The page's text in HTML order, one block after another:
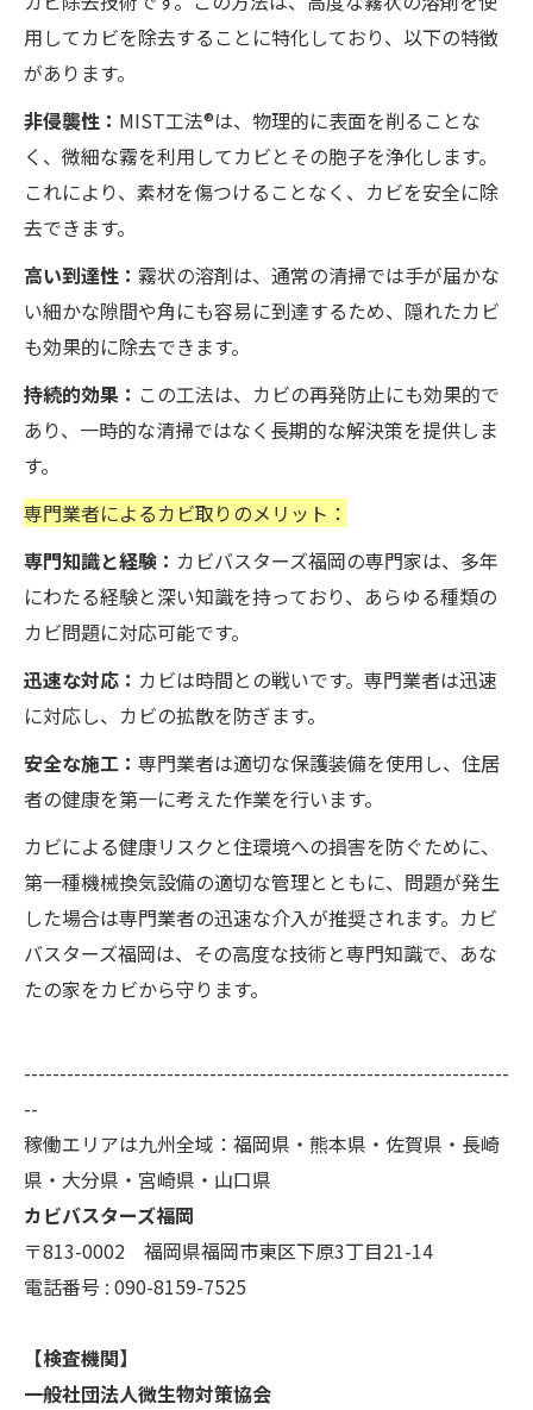
用してカビを除去することに特化しており、以下の特徴
があります。
非侵襲性： MIST工法®は、物理的に表面を削ることな
く、微細な霧を利用してカビとその胞子を浄化します。
これにより、素材を傷つけることなく、カビを安全に除
去できます。
高い到達性： 霧状の溶剤は、通常の清掃では手が届かな
い細かな隙間や角にも容易に到達するため、隠れたカビ
も効果的に除去できます。
持続的効果： この工法は、カビの再発防止にも効果的で
あり、一時的な清掃ではなく長期的な解決策を提供しま
す。
専門業者によるカビ取りのメリット：
専門知識と経験： カビバスターズ福岡の専門家は、多年
にわたる経験と深い知識を持っており、あらゆる種類の
カビ問題に対応可能です。
迅速な対応： カビは時間との戦いです。専門業者は迅速
に対応し、カビの拡散を防ぎます。
安全な施工： 専門業者は適切な保護装備を使用し、住居
者の健康を第一に考えた作業を行います。
カビによる健康リスクと住環境への損害を防ぐために、
第一種機械換気設備の適切な管理とともに、問題が発生
した場合は専門業者の迅速な介入が推奨されます。カビ
バスターズ福岡は、その高度な技術と専門知識で、あな
たの家をカビから守ります。
--------------------------------------------------------------------
--
稼働エリアは九州全域：福岡県・熊本県・佐賀県・長崎
県・大分県・宮崎県・山口県
カビバスターズ福岡
〒813-0002 福岡県福岡市東区下原3丁目21-14
電話番号 : 090-8159-7525
【検査機関】
一般社団法人微生物対策協会